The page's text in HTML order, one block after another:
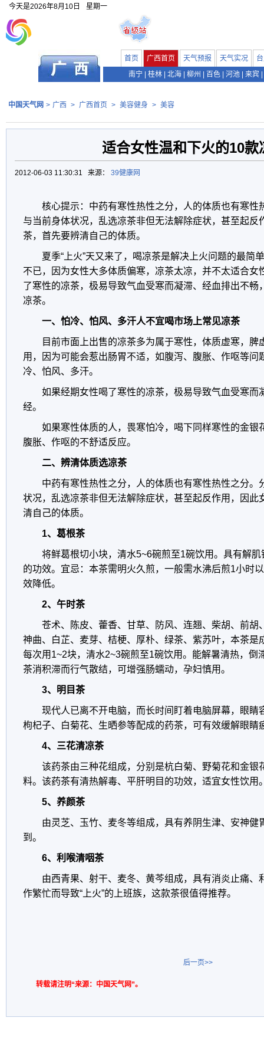
今天是2026年8月10日 星期一
首页 广西首页 天气预报 天气实况
南宁
桂林 北海 柳州 百色 河池 来宾
中国天气网 > 广西 > 广西首页 > 美容健身 > 美容
适合女性温和下火的10款
2012-06-03 11:30:31 来源： 39健康网
核心提示：中药有寒性热性之分，人的体质也有寒性
与当前身体状况，乱选凉茶非但无法解除症状，甚至起反
茶，首先要辨清自己的体质。
夏季“上火”天又来了，喝凉茶是解决上火问题的最简
不已，因为女性大多体质偏寒，凉茶太凉，并不太适合女
了寒性的凉茶，极易导致气血受寒而凝滞、经血排出不畅
凉茶。
一、怕冷、怕风、多汗人不宜喝市场上常见凉茶
目前市面上出售的凉茶多为属于寒性，体质虚寒，脾
用，因为可能会惹出肠胃不适，如腹泻、腹胀、作呕等问
冷、怕风、多汗。
如果经期女性喝了寒性的凉茶，极易导致气血受寒而
经。
如果寒性体质的人，畏寒怕冷，喝下同样寒性的金银
腹胀、作呕的不舒适反应。
二、辨清体质选凉茶
中药有寒性热性之分，人的体质也有寒性热性之分。
状况，乱选凉茶非但无法解除症状，甚至起反作用，因此
清自己的体质。
1、葛根茶
将鲜葛根切小块，清水5~6碗煎至1碗饮用。具有解
的功效。宜忌：本茶需明火久煎，一般需水沸后煎1小时
效降低。
2、午时茶
苍术、陈皮、藿香、甘草、防风、连翘、柴胡、前胡
神曲、白芷、麦芽、桔梗、厚朴、绿茶、紫苏叶，本茶是
每次用1~2块，清水2~3碗煎至1碗饮用。能解暑清热，倒
茶消积滞而行气散结，可增强肠蠕动，孕妇慎用。
3、明目茶
现代人已离不开电脑，而长时间盯着电脑屏幕，眼睛
枸杞子、白菊花、生晒参等配成的药茶，可有效缓解眼睛
4、三花清凉茶
该药茶由三种花组成，分别是杭白菊、野菊花和金银
料。该药茶有清热解毒、平肝明目的功效，适宜女性饮用
5、养颜茶
由灵芝、玉竹、麦冬等组成，具有养阴生津、安神健
到。
6、利喉清咽茶
由西青果、射干、麦冬、黄芩组成，具有消炎止痛、
作繁忙而导致“上火”的上班族，这款茶很值得推荐。
后一页>>
转载请注明“来源：中国天气网”。